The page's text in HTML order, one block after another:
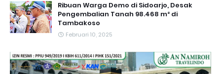
Ribuan Warga Demo di Sidoarjo, Desak
Pengembalian Tanah 98.468 m² di
Tambakoso
Februari 10, 2025